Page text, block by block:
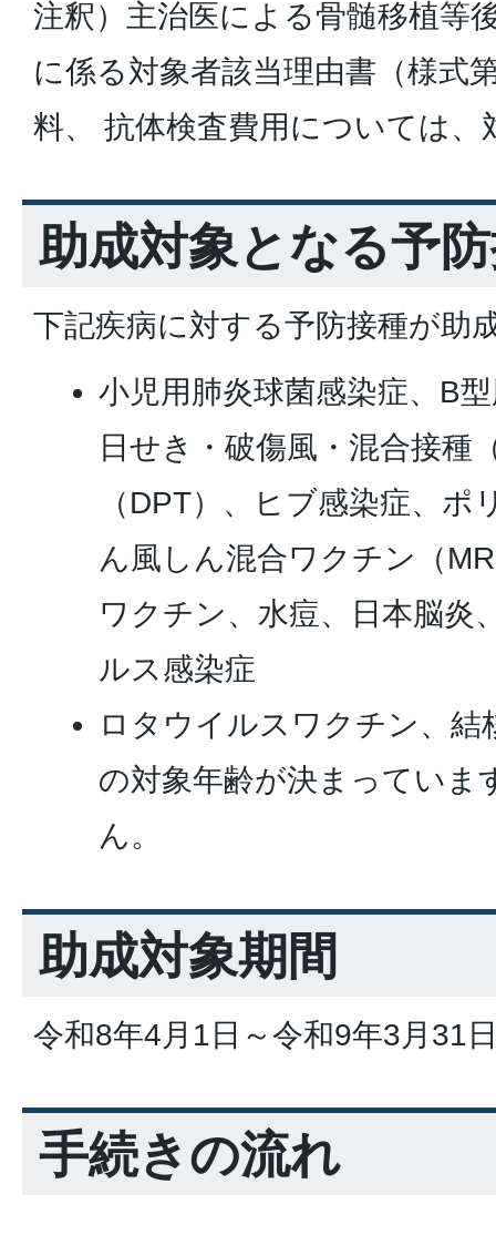
注釈）主治医による骨髄移植等
に係る対象者該当理由書（様式
料、 抗体検査費用については
助成対象となる予
下記疾病に対する予防接種が助
小児用肺炎球菌感染症、B
日せき・破傷風・混合接種
（DPT）、ヒブ感染症、ポ
ん風しん混合ワクチン（
ワクチン、水痘、日本脳炎
ルス感染症
ロタウイルスワクチン、
の対象年齢が決まっていま
ん。
助成対象期間
令和8年4月1日～令和9年3月31
手続きの流れ